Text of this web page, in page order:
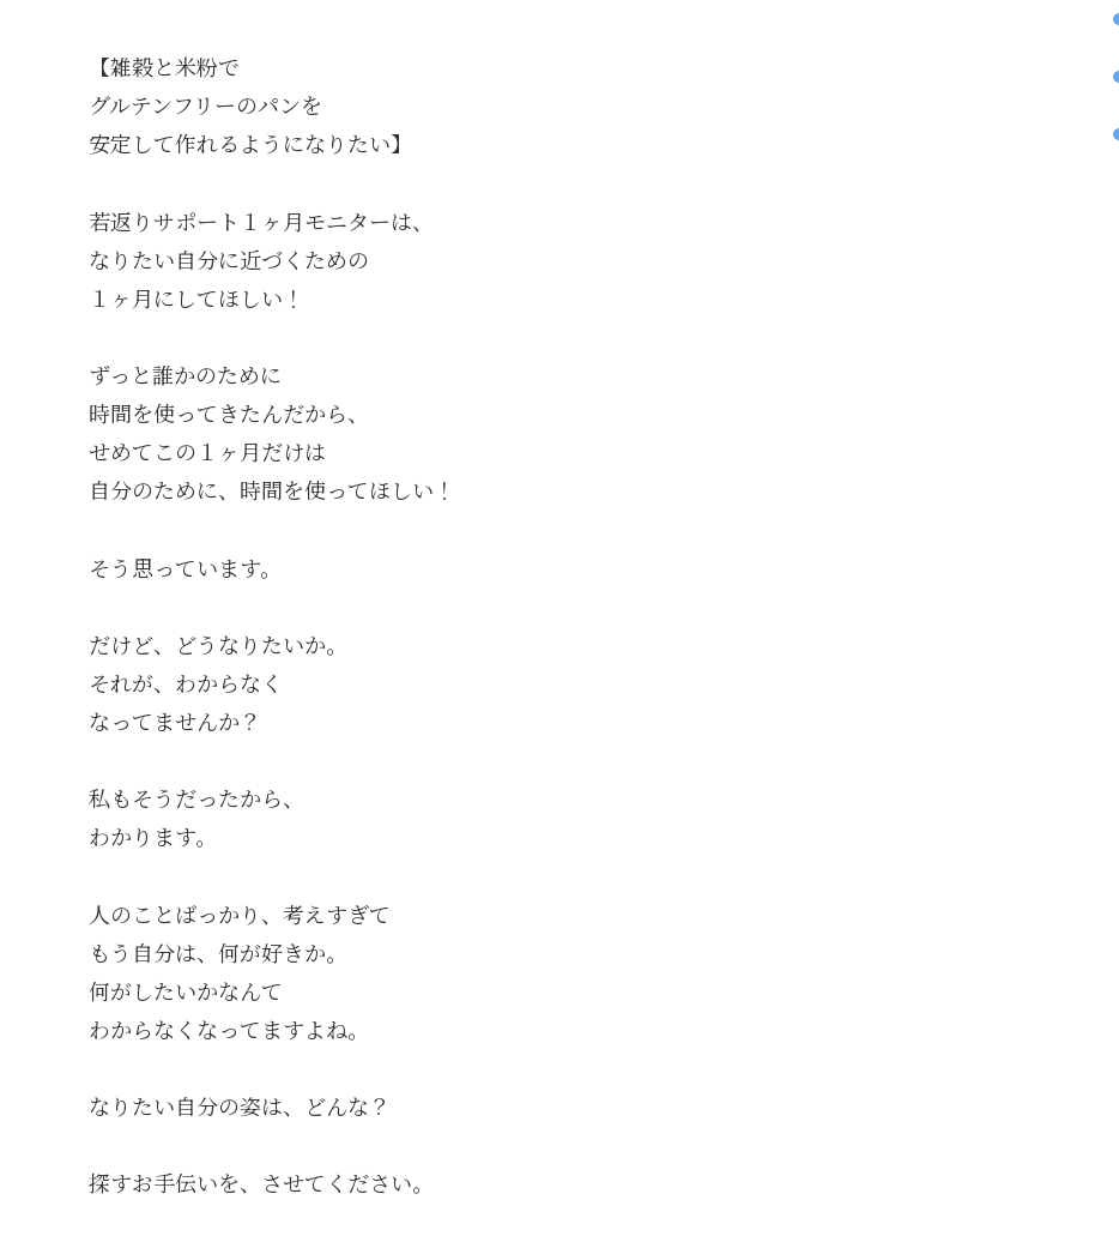
【雑穀と米粉で
グルテンフリーのパンを
安定して作れるようになりたい】
若返りサポート１ヶ月モニターは、
なりたい自分に近づくための
１ヶ月にしてほしい！
ずっと誰かのために
時間を使ってきたんだから、
せめてこの１ヶ月だけは
自分のために、時間を使ってほしい！
そう思っています。
だけど、どうなりたいか。
それが、わからなく
なってませんか？
私もそうだったから、
わかります。
人のことばっかり、考えすぎて
もう自分は、何が好きか。
何がしたいかなんて
わからなくなってますよね。
なりたい自分の姿は、どんな？
探すお手伝いを、させてください。